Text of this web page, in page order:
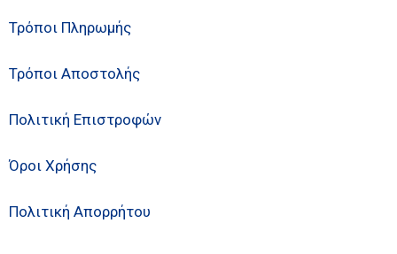
Τρόποι Πληρωμής
Τρόποι Αποστολής
Πολιτική Επιστροφών
Όροι Χρήσης
Πολιτική Απορρήτου